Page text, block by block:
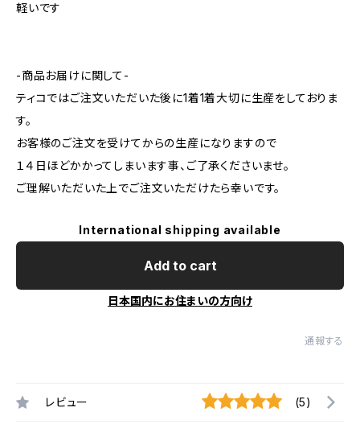
軽いです
-商品お届けに関して-
ティコではご注文いただいた後に1着1着大切に生産をしておりま
す。
お客様のご注文を受けてからの生産になりますので
１４日ほどかかってしまいます事、ご了承くださいませ。
ご理解いただいた上でご注文いただけたら幸いです。
International shipping available
Add to cart
日本国内にお住まいの方向け
通報する
レビュー (5)